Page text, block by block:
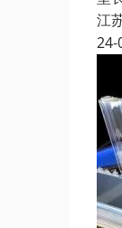
江
24-